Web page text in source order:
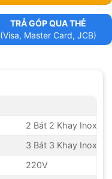
TRẢ GÓP QUA THẺ
(Visa, Master Card, JCB)
2 Bát 2 Khay Inox
3 Bát 3 Khay Inox
220V